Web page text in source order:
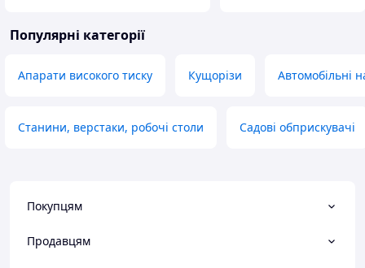
Популярні категорії
Апарати високого тиску Кущорізи Автомобільні
Станини, верстаки, робочі столи Садові обприскувачі
Покупцям
Продавцям